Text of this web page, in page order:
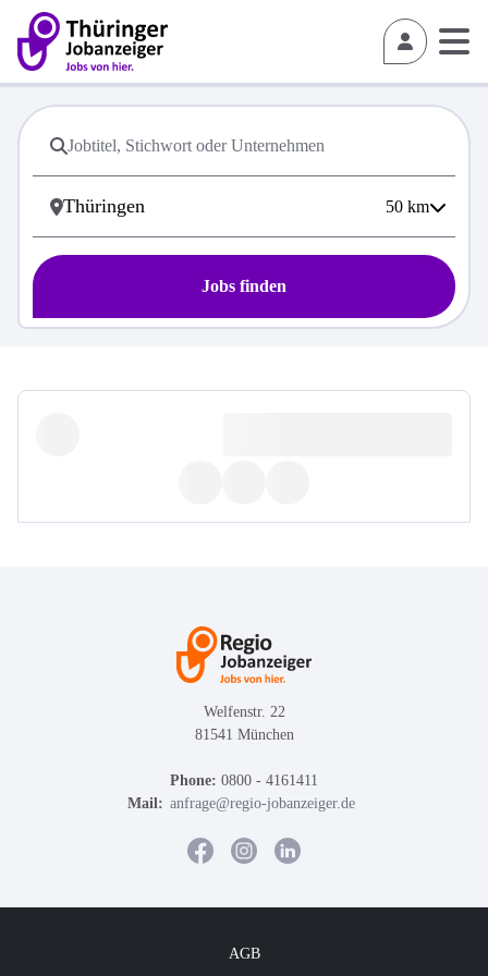
50 km
Jobs finden
Welfenstr. 22
81541 München
Phone: 0800 - 4161411
Mail: anfrage@regio-jobanzeiger.de
AGB